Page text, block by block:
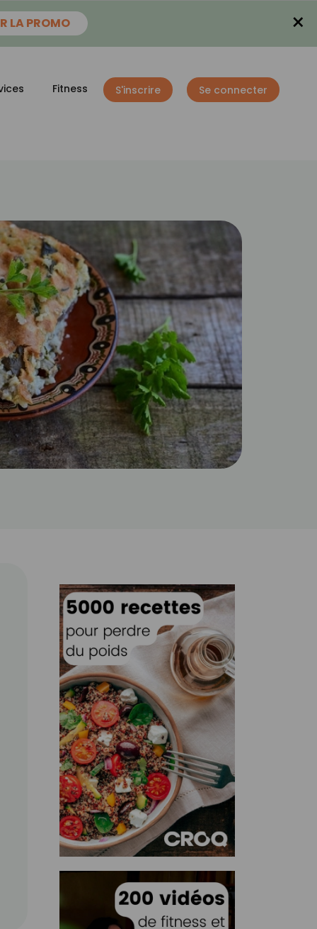
LA PROMO ×
Fitness S'inscrire Se connecter